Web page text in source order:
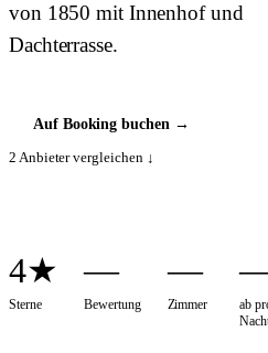
von 1850 mit Innenhof und
Dachterrasse.
Auf Booking buchen→
2 Anbieter vergleichen ↓
4★
Sterne
—
Bewertung
—
Zimmer
ab